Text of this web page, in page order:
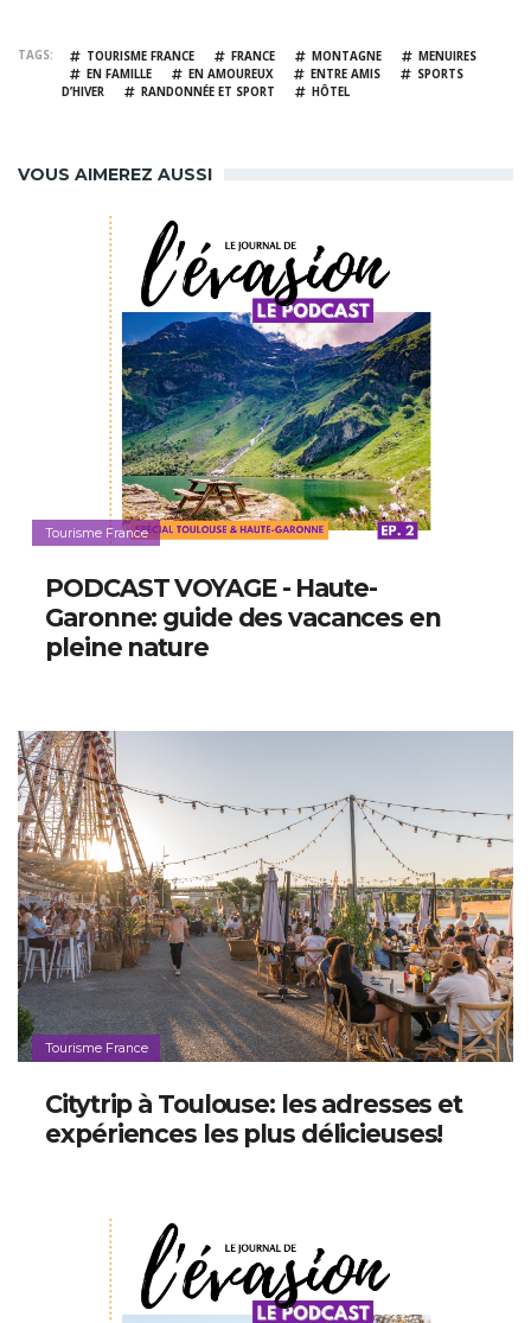
TAGS TOURISME FRANCE FRANCE MONTAGNE
MENUIRES
EN FAMILLE
EN AMOUREUX ENTRE AMIS
SPORTS
D’HIVER
RANDONNÉE ET SPORT HÔTEL
VOUS AIMEREZ AUSSI
Tourisme France
PODCAST VOYAGE - Haute-
Garonne: guide des vacances en
pleine nature
Tourisme France
Citytrip à Toulouse: les adresses et
expériences les plus délicieuses!